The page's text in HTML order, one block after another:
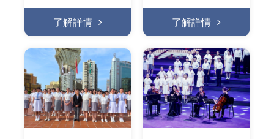
了解詳情 了解詳情